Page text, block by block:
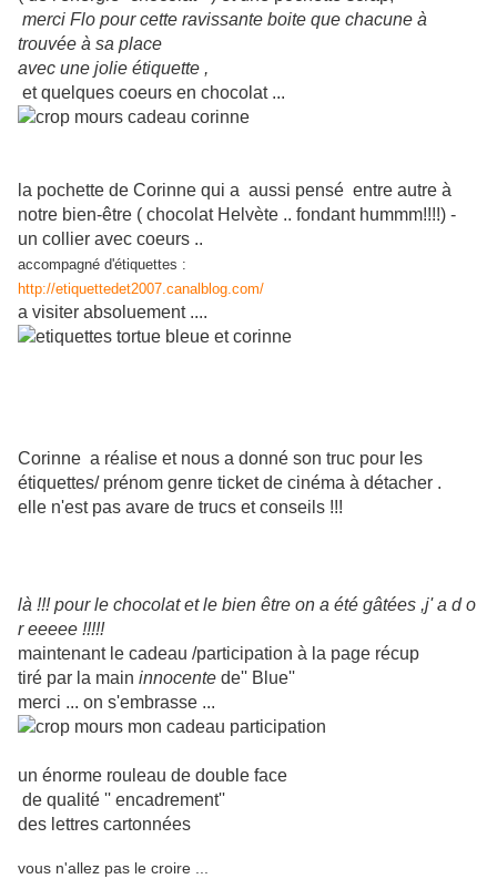
merci Flo pour cette ravissante boite que chacune à
trouvée à sa place
avec une jolie étiquette ,
et quelques coeurs en chocolat ...
la pochette de Corinne qui a aussi pensé entre autre à
notre bien-être ( chocolat Helvète .. fondant hummm!!!!) -
un collier avec coeurs ..
accompagné d'étiquettes :
http://etiquettedet2007.canalblog.com/
a visiter absoluement ....
Corinne a réalise et nous a donné son truc pour les
étiquettes/ prénom genre ticket de cinéma à détacher .
elle n'est pas avare de trucs et conseils !!!
là !!! pour le chocolat et le bien être on a été gâtées ,j' a d o
r eeeee !!!!!
maintenant le cadeau /participation à la page récup
tiré par la main innocente de'' Blue''
merci ... on s'embrasse ...
un énorme rouleau de double face
de qualité '' encadrement''
des lettres cartonnées
vous n'allez pas le croire ...